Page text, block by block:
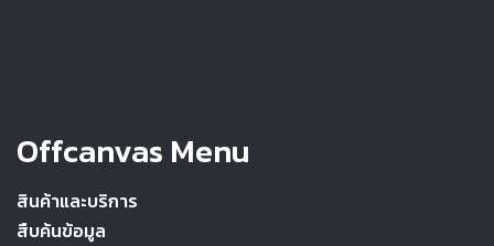
Offcanvas Menu
สินค้าและบริการ
สืบค้นข้อมูล